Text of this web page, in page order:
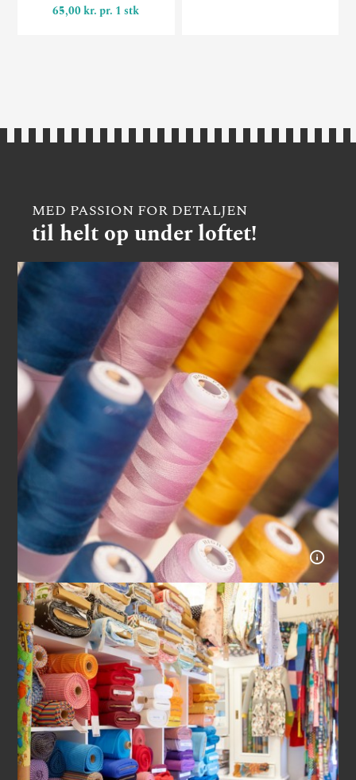
65,00 kr. pr. 1 stk
MED PASSION FOR DETALJEN
til helt op under loftet!